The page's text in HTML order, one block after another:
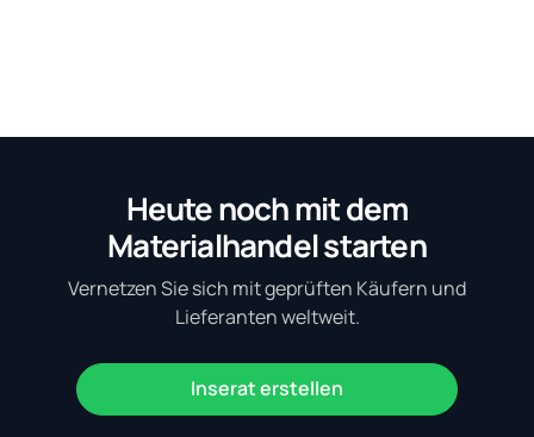
Heute noch mit dem
Materialhandel starten
Vernetzen Sie sich mit geprüften Käufern und
Lieferanten weltweit.
Inserat erstellen